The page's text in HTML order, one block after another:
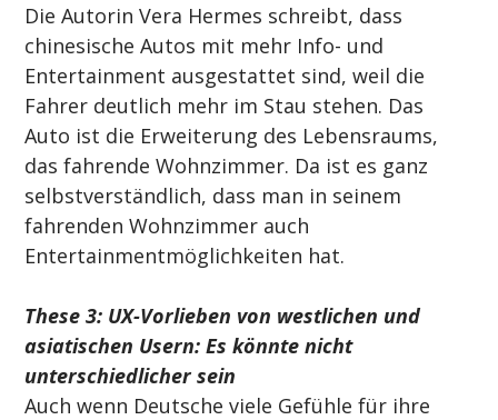
Die Autorin Vera Hermes schreibt, dass
chinesische Autos mit mehr Info- und
Entertainment ausgestattet sind, weil die
Fahrer deutlich mehr im Stau stehen. Das
Auto ist die Erweiterung des Lebensraums,
das fahrende Wohnzimmer. Da ist es ganz
selbstverständlich, dass man in seinem
fahrenden Wohnzimmer auch
Entertainmentmöglichkeiten hat.
These 3: UX-Vorlieben von westlichen und
asiatischen Usern: Es könnte nicht
unterschiedlicher sein
Auch wenn Deutsche viele Gefühle für ihre